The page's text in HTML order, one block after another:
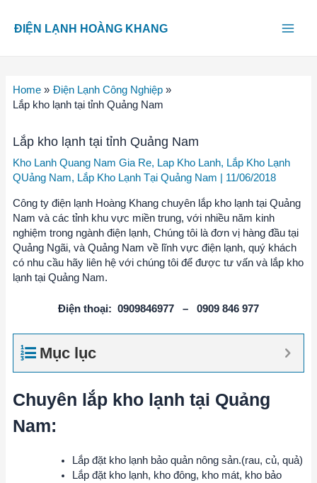
content
ĐIỆN LẠNH HOÀNG KHANG
Home
Điện Lạnh Công Nghiệp
Lắp kho lạnh tại tỉnh Quảng Nam
Lắp kho lạnh tại tỉnh Quảng Nam
Kho Lanh Quang Nam Gia Re, Lap Kho Lanh, Lắp Kho Lạnh
QUảng Nam, Lắp Kho Lạnh Tại Quảng Nam 11/06/2018
Công ty điện lạnh Hoàng Khang chuyên lắp kho lạnh tại Quảng
Nam và các tỉnh khu vực miền trung, với nhiều năm kinh
nghiệm trong ngành điện lạnh, Chúng tôi là đơn vị hàng đầu tại
Quảng Ngãi, và Quảng Nam về lĩnh vực điện lạnh, quý khách
có nhu cầu hãy liên hệ với chúng tôi để được tư vấn và lắp kho
lạnh tại Quảng Nam.
Điện thoại: 0909846977 – 0909 846 977
Mục lục
Chuyên lắp kho lạnh tại Quảng
Nam:
Lắp đặt kho lạnh bảo quản nông sản.(rau, củ, quả)
Lắp đặt kho lạnh, kho đông, kho mát, kho bảo